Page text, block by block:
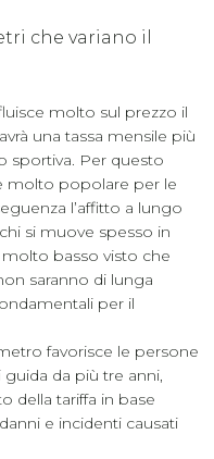
che variano il
molto sul prezzo il
una tassa mensile più
sportiva. Per questo
molto popolare per le
l’affitto a lungo
si muove spesso in
basso visto che
saranno di lunga
per il
favorisce le persone
da più tre anni,
della tariffa in base
e incidenti causati